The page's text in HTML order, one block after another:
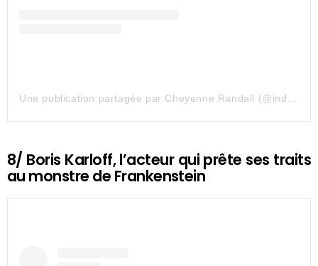
8/ Boris Karloff, l’acteur qui prête ses traits
au monstre de Frankenstein